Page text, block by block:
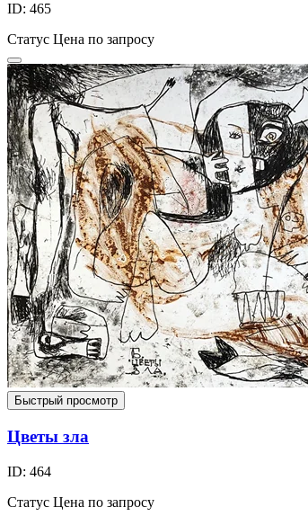
ID: 465
Статус Цена по запросу
Быстрый просмотр
Цветы зла
ID: 464
Статус Цена по запросу